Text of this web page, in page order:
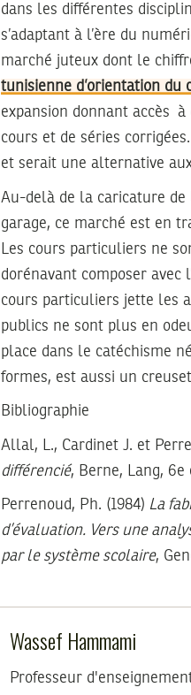
dans les différentes
s’adaptant à l’ère du
marché juteux dont le
tunisienne d’orientation du
expansion donnant accès à
cours et de séries
et serait une alternative
Au-delà de la caricature de
garage, ce marché est en
Les cours particuliers ne
dorénavant composer avec
cours particuliers jette les
publics ne sont plus en
place dans le catéchisme
formes, est aussi un
Bibliographie
Allal, L., Cardinet J. et
différencié, Berne, Lang, 6e
Perrenoud, Ph. (1984) La
d’évaluation. Vers une
par le système scolaire,
Wassef Hammami
Professeur